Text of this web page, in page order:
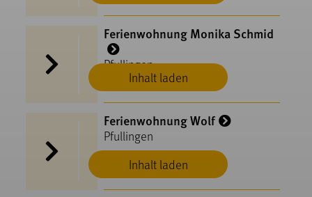
Inhalt laden
Ferienwohnung Monika Schmid
Pfullingen
Inhalt laden
Ferienwohnung Wolf
Pfullingen